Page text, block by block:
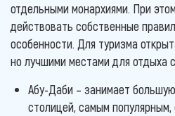
отдельными монархиями. При
действовать собственные
особенности. Для туризма
но лучшими местами для отдыха
Абу-Даби – занимает
столицей, самым